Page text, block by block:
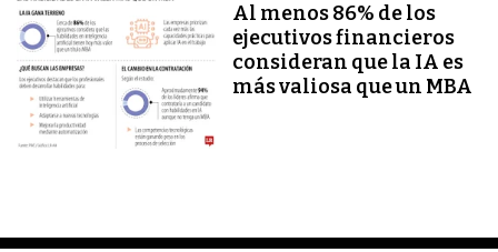
Al menos 86% de los
ejecutivos financieros
consideran que la IA es
más valiosa que un MBA